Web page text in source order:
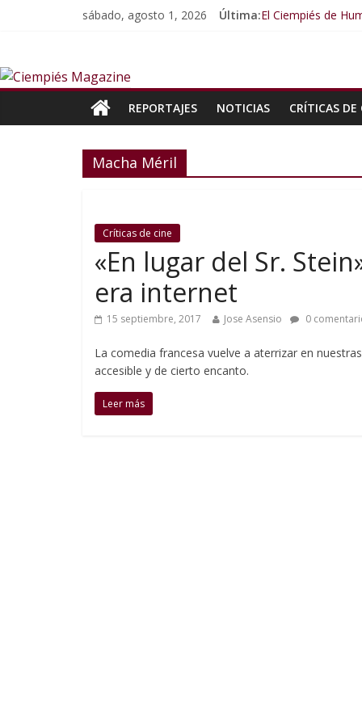
sábado, agosto 1, 2026 Última:El Ciempiés de
El Ciempiés de
REPORTAJES
NOTICIAS CRÍTICAS DE
Macha Méril
Críticas de cine
«En lugar del Sr.
era internet
15 septiembre, 2017 Jose Asensio 0
La comedia francesa vuelve a aterrizar en
accesible y de cierto encanto.
Leer más